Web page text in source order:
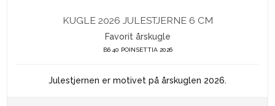
KUGLE 2026 JULESTJERNE 6 CM
Favorit årskugle
B6 40 POINSETTIA 2026
Julestjernen er motivet på årskuglen 2026.